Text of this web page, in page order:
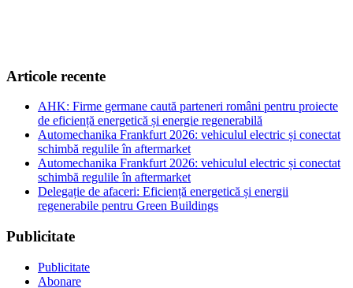
Articole recente
AHK: Firme germane caută parteneri români pentru proiecte
de eficiență energetică și energie regenerabilă
Automechanika Frankfurt 2026: vehiculul electric și conectat
schimbă regulile în aftermarket
Automechanika Frankfurt 2026: vehiculul electric și conectat
schimbă regulile în aftermarket
Delegație de afaceri: Eficiență energetică și energii
regenerabile pentru Green Buildings
Publicitate
Publicitate
Abonare